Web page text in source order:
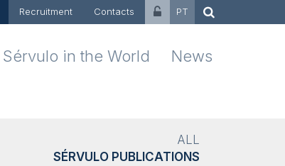
Recruitment Contacts PT
Sérvulo in the World News
ALL
SÉRVULO PUBLICATIONS